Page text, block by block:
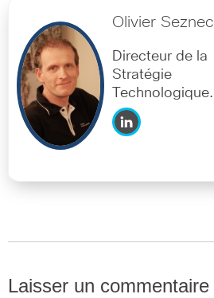
Olivier Seznec
Directeur de la
Stratégie
Technologique
Cisco France
Laisser un commentaire